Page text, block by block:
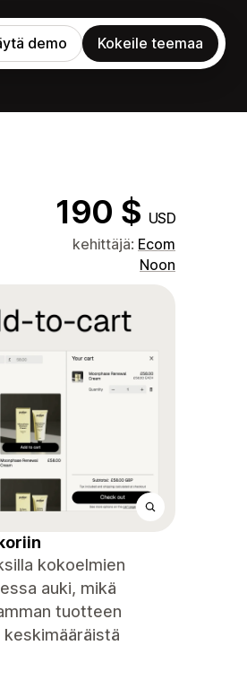
demo Kokeile teemaa
190 $ USD
kehittäjä: Ecom
Noon
kokoelmien
auki, mikä
tuotteen